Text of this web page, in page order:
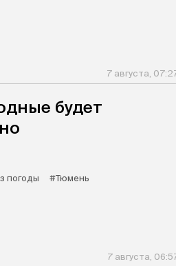
7 августа,
будет
погоды
#Тюмень
7 августа,